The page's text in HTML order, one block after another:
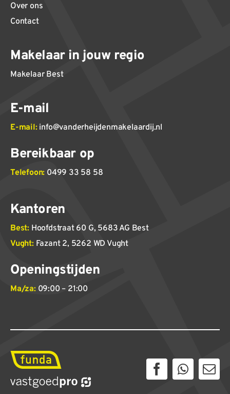
E-mail
E-mail: info@vanderheijdenmakelaardij.nl
Bereikbaar op
Telefoon: 0499 33 58 58
Over ons
Contact
Kantoren
Best:Hoofdstraat 60 G, 5683 AG Best
Vught:Fazant 2, 5262 WD Vught
Openingstijden
Ma/za:09:00 – 21:00
Makelaar in jouw regio
Makelaar Best